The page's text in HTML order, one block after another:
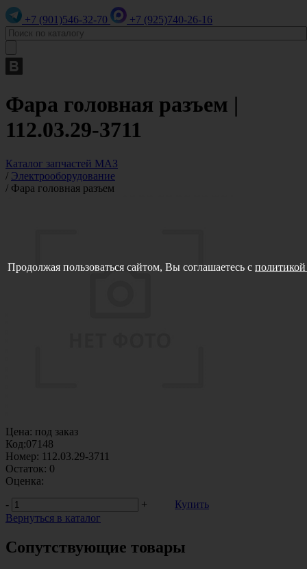
+7 (901)546-32-70 +7 (925)740-26-16
Фара головная разъем |
112.03.29-3711
Каталог запчастей МАЗ
/ Электрооборудование
/ Фара головная разъем
Цена: под заказ
Код:07148
Номер: 112.03.29-3711
Остаток: 0
Оценка:
-
+
Купить
Вернуться в каталог
Сопутствующие товары
Продолжая пользоваться сайтом, Вы соглашаетесь с